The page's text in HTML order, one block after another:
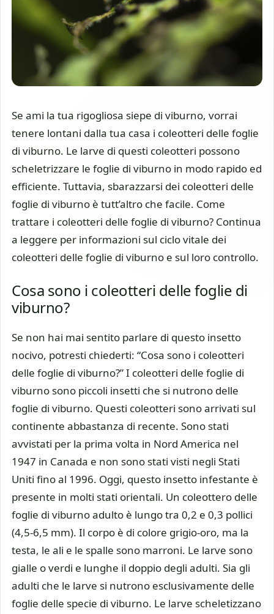
Se ami la tua rigogliosa siepe di viburno, vorrai
tenere lontani dalla tua casa i coleotteri delle foglie
di viburno. Le larve di questi coleotteri possono
scheletrizzare le foglie di viburno in modo rapido ed
efficiente. Tuttavia, sbarazzarsi dei coleotteri delle
foglie di viburno è tutt’altro che facile. Come
trattare i coleotteri delle foglie di viburno? Continua
a leggere per informazioni sul ciclo vitale dei
coleotteri delle foglie di viburno e sul loro controllo.
Cosa sono i coleotteri delle foglie di
viburno?
Se non hai mai sentito parlare di questo insetto
nocivo, potresti chiederti: “Cosa sono i coleotteri
delle foglie di viburno?” I coleotteri delle foglie di
viburno sono piccoli insetti che si nutrono delle
foglie di viburno. Questi coleotteri sono arrivati sul
continente abbastanza di recente. Sono stati
avvistati per la prima volta in Nord America nel
1947 in Canada e non sono stati visti negli Stati
Uniti fino al 1996. Oggi, questo insetto infestante è
presente in molti stati orientali. Un coleottero delle
foglie di viburno adulto è lungo tra 0,2 e 0,3 pollici
(4,5-6,5 mm). Il corpo è di colore grigio-oro, ma la
testa, le ali e le spalle sono marroni. Le larve sono
gialle o verdi e lunghe il doppio degli adulti. Sia gli
adulti che le larve si nutrono esclusivamente delle
foglie delle specie di viburno. Le larve scheletizzano